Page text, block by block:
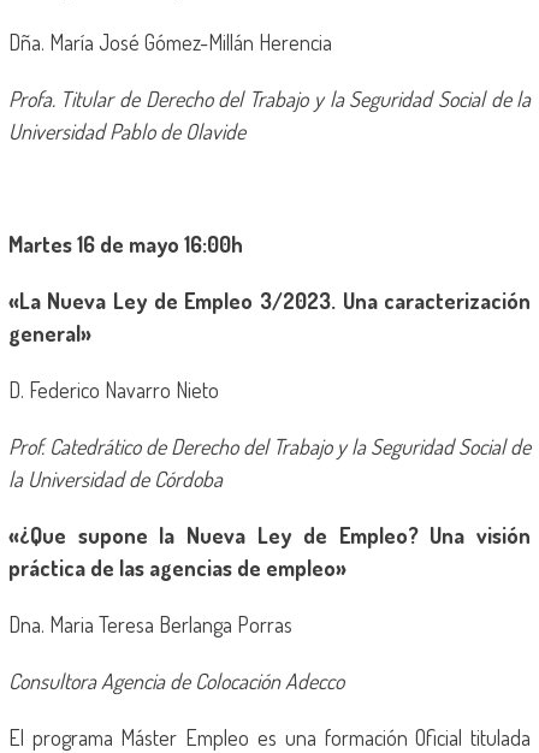
Dña. María José Gómez-Millán Herencia
Profa. Titular de Derecho del Trabajo y la Seguridad Social de la
Universidad Pablo de Olavide
Martes 16 de mayo 16:00h
«La Nueva Ley de Empleo 3/2023. Una caracterización
general»
D. Federico Navarro Nieto
Prof. Catedrático de Derecho del Trabajo y la Seguridad Social de
la Universidad de Córdoba
«¿Que supone la Nueva Ley de Empleo? Una visión
práctica de las agencias de empleo»
Dna. Maria Teresa Berlanga Porras
Consultora Agencia de Colocación Adecco
El programa Máster Empleo es una formación Oficial titulada